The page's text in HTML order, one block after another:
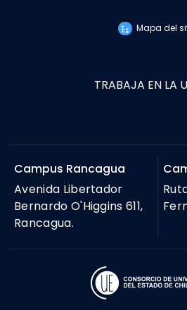
Mapa del
TRABAJA EN LA
Campus Rancagua
Avenida Libertador
Bernardo O'Higgins 611,
Rancagua.